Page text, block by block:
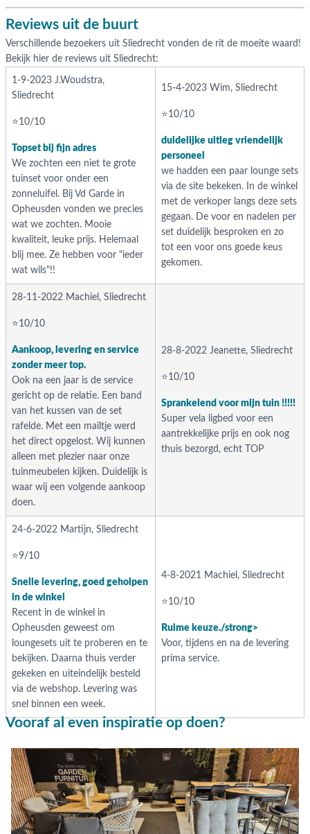
Reviews uit de buurt
Verschillende bezoekers uit Sliedrecht vonden de rit de moeite waard!
Bekijk hier de reviews uit Sliedrecht:
1-9-2023 J.Woudstra,
Sliedrecht
⭐10/10
Topset bij fijn adres
We zochten een niet te grote
tuinset voor onder een
zonneluifel. Bij Vd Garde in
Opheusden vonden we precies
wat we zochten. Mooie
kwaliteit, leuke prijs. Helemaal
blij mee. Ze hebben voor "ieder
wat wils"!!
15-4-2023 Wim, Sliedrecht
⭐10/10
duidelijke uitleg vriendelijk
personeel
we hadden een paar lounge sets
via de site bekeken. In de winkel
met de verkoper langs deze sets
gegaan. De voor en nadelen per
set duidelijk besproken en zo
tot een voor ons goede keus
gekomen.
28-11-2022 Machiel, Sliedrecht
⭐10/10
Aankoop, levering en service
zonder meer top.
Ook na een jaar is de service
gericht op de relatie. Een band
van het kussen van de set
rafelde. Met een mailtje werd
het direct opgelost. Wij kunnen
alleen met plezier naar onze
tuinmeubelen kijken. Duidelijk is
waar wij een volgende aankoop
doen.
28-8-2022 Jeanette, Sliedrecht
⭐10/10
Sprankelend voor mijn tuin !!!!!
Super vela ligbed voor een
aantrekkelijke prijs en ook nog
thuis bezorgd, echt TOP
24-6-2022 Martijn, Sliedrecht
⭐9/10
Snelle levering, goed geholpen
in de winkel
Recent in de winkel in
Opheusden geweest om
loungesets uit te proberen en te
bekijken. Daarna thuis verder
gekeken en uiteindelijk besteld
via de webshop. Levering was
snel binnen een week.
4-8-2021 Machiel, Sliedrecht
⭐10/10
Ruime keuze./strong>
Voor, tijdens en na de levering
prima service.
Vooraf al even inspiratie op doen?